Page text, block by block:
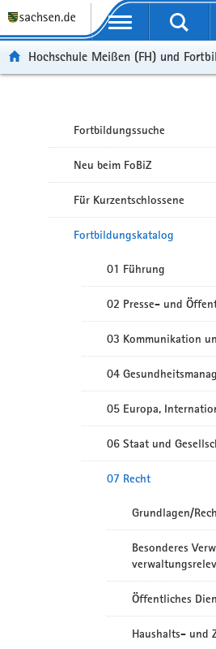
Portalübergreifende Navigation
Hochschule Meißen (FH) und
Fortbildungssuche
Neu beim FoBiZ
Für Kurzentschlossene
Fortbildungskatalog
01 Führung
02 Presse- und
03 Kommunikation
04
05 Europa,
06 Staat und
07 Recht
Grundlagen/
Besonderes
Öffentliches
Haushalts- und